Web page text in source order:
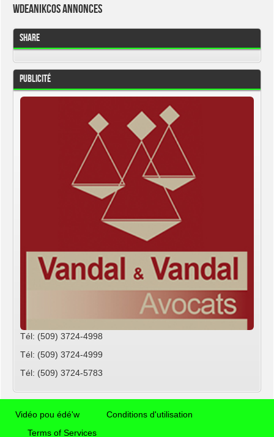
wdeanikcos Annonces
Share
Publicité
Tél: (509) 3724-4998
Tél: (509) 3724-4999
Tél: (509) 3724-5783
Vidéo pou édé'w
Conditions d'utilisation
Terms of Services